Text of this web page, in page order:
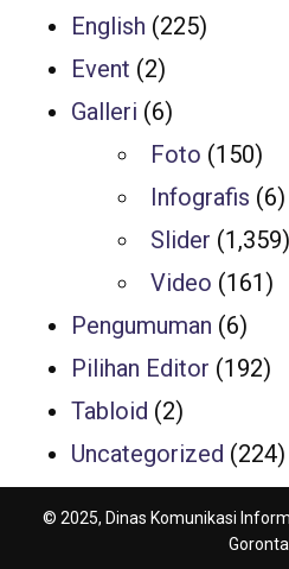
English (225)
Event (2)
Galleri (6)
Foto (150)
Infografis (6)
Slider (1,359)
Video (161)
Pengumuman (6)
Pilihan Editor (192)
Tabloid (2)
Uncategorized (224)
© 2025, Dinas Komunikasi